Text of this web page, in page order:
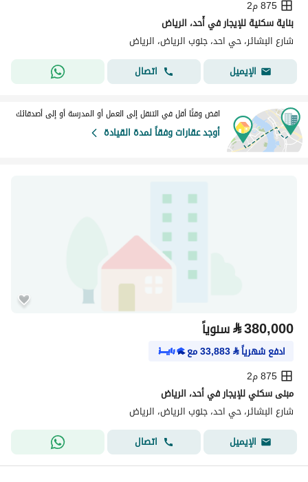
875 م2
بناية سكنية للإيجار في أُحد، الرياض
شارع البشائر، حي احد، جنوب الرياض، الرياض
الإيميل
اتصال
اقض وقتًا أقل في التنقل إلى العمل أو المدرسة أو إلى أصدقائك
أوجد عقارات وفقاً لمدة القيادة
⃁380,000 سنوياً
ادفع شهرياً⃁
33,883مع
875 م2
مبنى سكني للإيجار في أحد، الرياض
شارع البشائر، حي احد، جنوب الرياض، الرياض
الإيميل
اتصال